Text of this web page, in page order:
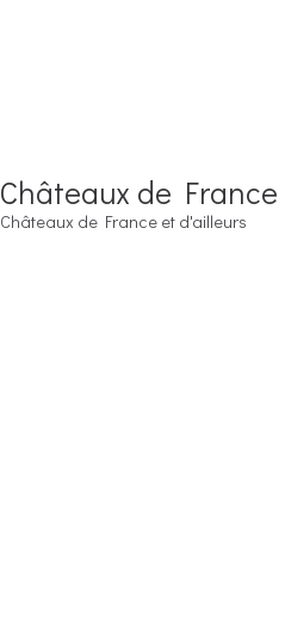
Châteaux de
Châteaux de France et d'ailleurs